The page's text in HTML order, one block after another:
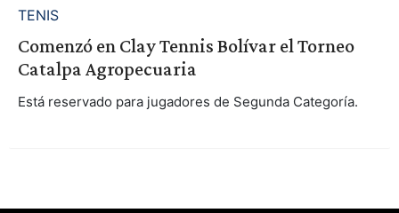
TENIS
Comenzó en Clay Tennis Bolívar el Torneo
Catalpa Agropecuaria
Está reservado para jugadores de Segunda Categoría.